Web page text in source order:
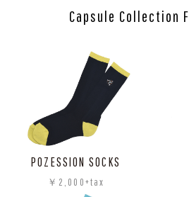
Capsule Collection
POZESSION SOCKS
￥2,000+tax